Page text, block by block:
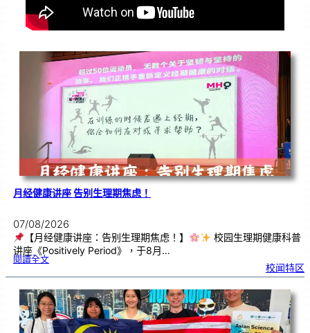
月经健康讲座 告别生理期焦虑！
07/08/2026
【月经健康讲座：告别生理期焦虑！】
校园生理期健康科普
讲座《Positively Period》，于8月…
閱讀全文:月
康
座
告
别
生
理
期
焦
虑
！
校闻特区